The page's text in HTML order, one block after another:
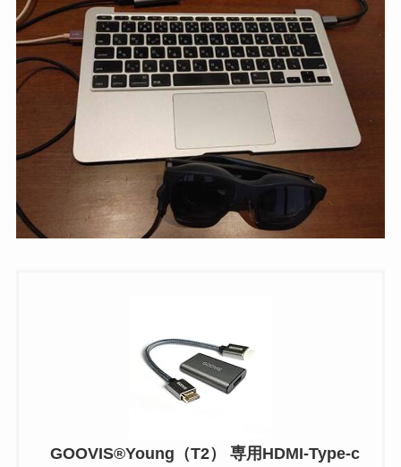
GOOVIS®Young（T2） 専用HDMI-Type-c